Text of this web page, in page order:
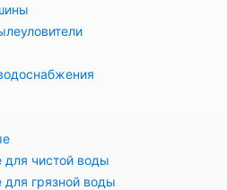
чистой воды
грязной воды